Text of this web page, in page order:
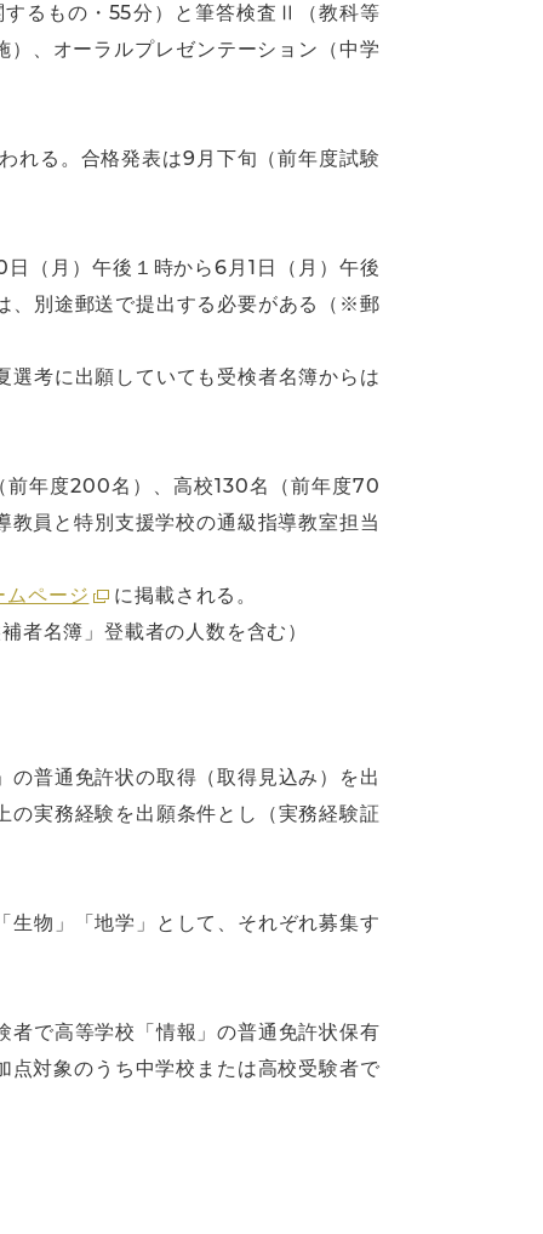
るもの・55分）と筆答検査Ⅱ（教科等
、オーラルプレゼンテーション（中学
る。合格発表は9月下旬（前年度試験
（月）午後１時から6月1日（月）午後
、別途郵送で提出する必要がある（※郵
考に出願していても受検者名簿からは
年度200名）、高校130名（前年度70
員と特別支援学校の通級指導教室担当
ムページ
に掲載される。
者名簿」登載者の人数を含む）
普通免許状の取得（取得見込み）を出
実務経験を出願条件とし（実務経験証
物」「地学」として、それぞれ募集す
で高等学校「情報」の普通免許状保有
対象のうち中学校または高校受験者で